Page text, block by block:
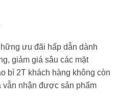
ưu đãi hấp dẫn dành
giảm giá sâu các mặt
bì 2T khách hàng không còn
vẫn nhận được sản phẩm